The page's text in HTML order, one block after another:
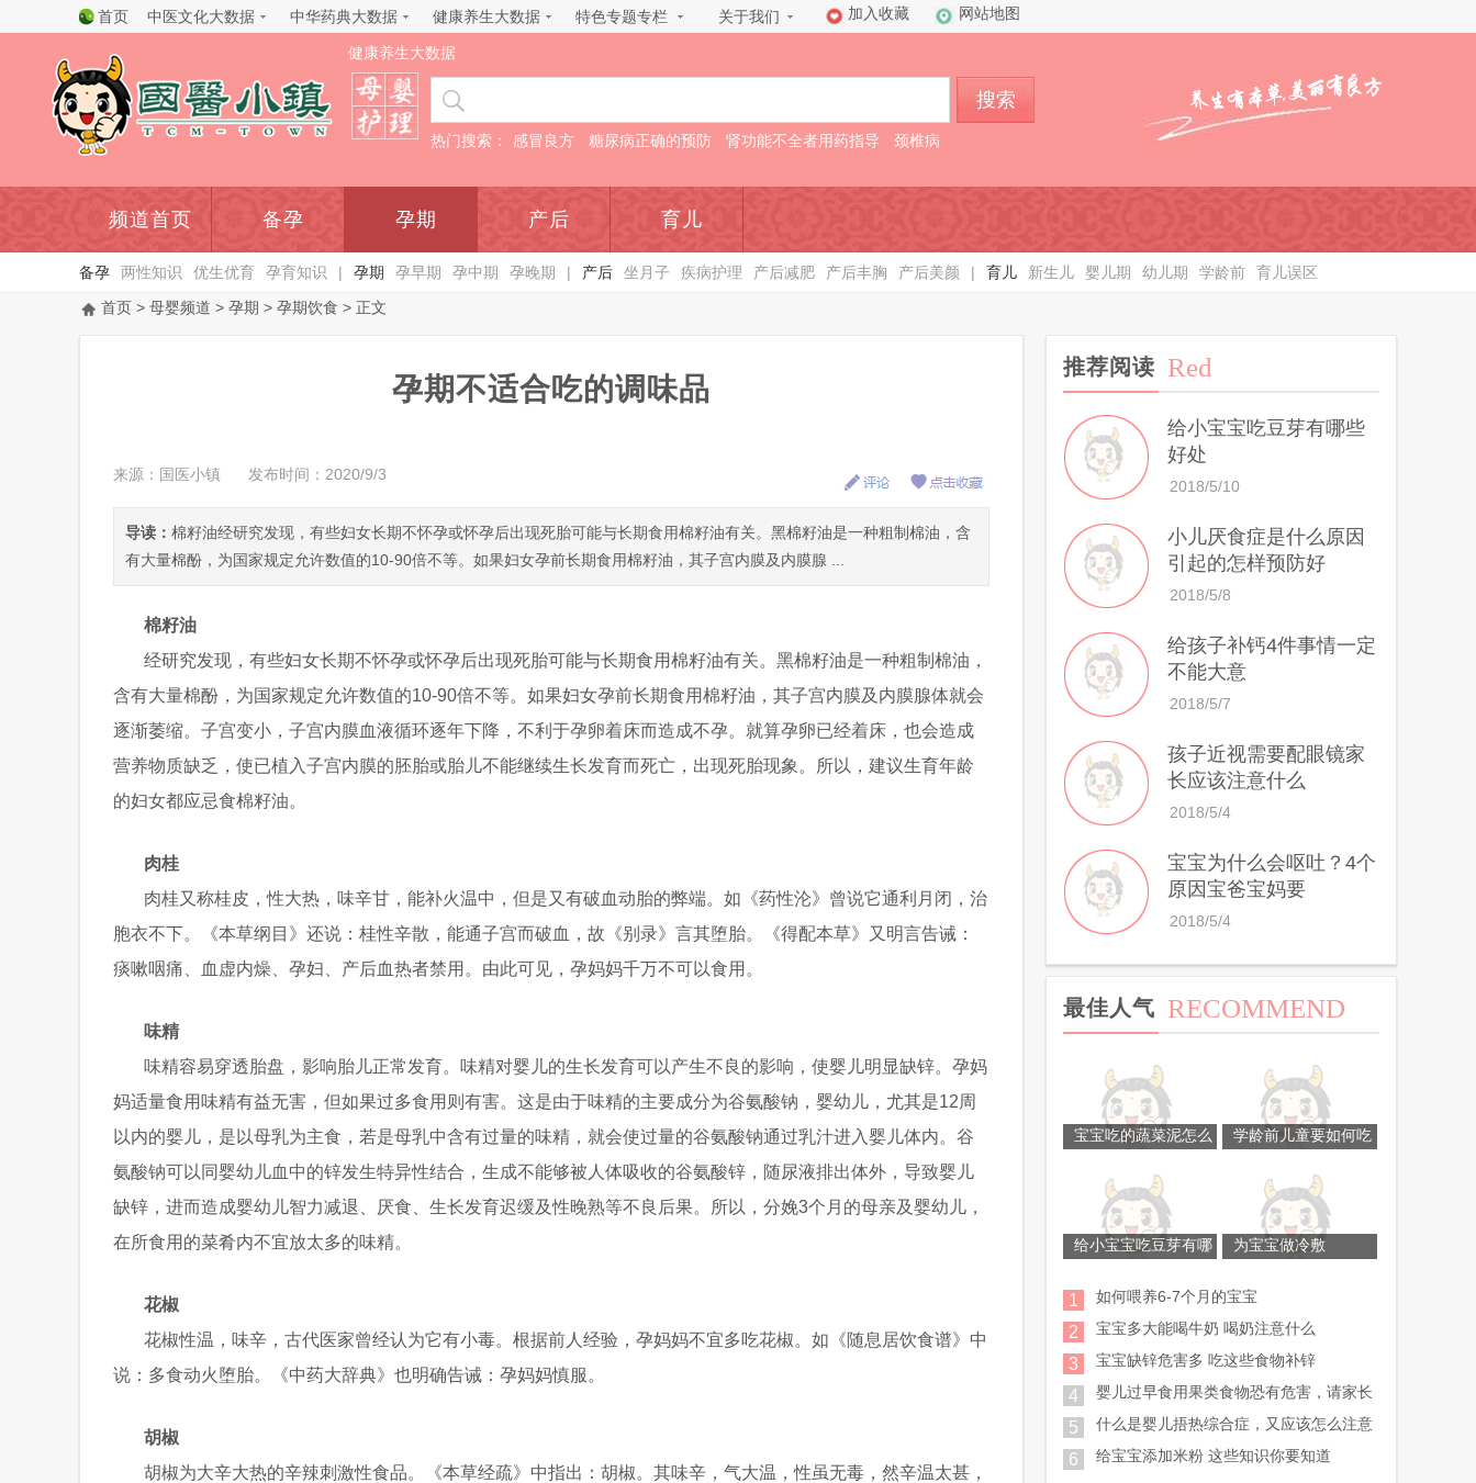
首页 中医文化大数据 中华药典大数据 健康养生大数据 特色专题专栏 关于我们 加入收藏 网站地图
健康养生大数据
搜索
热门搜索： 感冒良方 糖尿病正确的预防 肾功能不全者用药指导 颈椎病
频道首页 备孕 孕期 产后 育儿
备孕 两性知识 优生优育 孕育知识 | 孕期 孕早期 孕中期 孕晚期 | 产后 坐月子 疾病护理 产后减肥 产后丰胸 产后美颜 | 育儿 新生儿 婴儿期 幼儿期 学龄前
育儿误区
首页 > 母婴频道 > 孕期 > 孕期饮食 > 正文
孕期不适合吃的调味品
来源：国医小镇 发布时间：2020/9/3
导读： 棉籽油经研究发现，有些妇女长期不怀孕或怀孕后出现死胎可能与长期食用棉籽油有关。黑棉籽油是一种粗制棉油，含
有大量棉酚，为国家规定允许数值的10-90倍不等。如果妇女孕前长期食用棉籽油，其子宫内膜及内膜腺 ...
棉籽油
经研究发现，有些妇女长期不怀孕或怀孕后出现死胎可能与长期食用棉籽油有关。黑棉籽油是一种粗制棉油，
含有大量棉酚，为国家规定允许数值的10-90倍不等。如果妇女孕前长期食用棉籽油，其子宫内膜及内膜腺体就会
逐渐萎缩。子宫变小，子宫内膜血液循环逐年下降，不利于孕卵着床而造成不孕。就算孕卵已经着床，也会造成
营养物质缺乏，使已植入子宫内膜的胚胎或胎儿不能继续生长发育而死亡，出现死胎现象。所以，建议生育年龄
的妇女都应忌食棉籽油。
肉桂
肉桂又称桂皮，性大热，味辛甘，能补火温中，但是又有破血动胎的弊端。如《药性沦》曾说它通利月闭，治
胞衣不下。《本草纲目》还说：桂性辛散，能通子宫而破血，故《别录》言其堕胎。《得配本草》又明言告诫：
痰嗽咽痛、血虚内燥、孕妇、产后血热者禁用。由此可见，孕妈妈千万不可以食用。
味精
味精容易穿透胎盘，影响胎儿正常发育。味精对婴儿的生长发育可以产生不良的影响，使婴儿明显缺锌。孕妈
妈适量食用味精有益无害，但如果过多食用则有害。这是由于味精的主要成分为谷氨酸钠，婴幼儿，尤其是12周
以内的婴儿，是以母乳为主食，若是母乳中含有过量的味精，就会使过量的谷氨酸钠通过乳汁进入婴儿体内。谷
氨酸钠可以同婴幼儿血中的锌发生特异性结合，生成不能够被人体吸收的谷氨酸锌，随尿液排出体外，导致婴儿
缺锌，进而造成婴幼儿智力减退、厌食、生长发育迟缓及性晚熟等不良后果。所以，分娩3个月的母亲及婴幼儿，
在所食用的菜肴内不宜放太多的味精。
花椒
花椒性温，味辛，古代医家曾经认为它有小毒。根据前人经验，孕妈妈不宜多吃花椒。如《随息居饮食谱》中
说：多食动火堕胎。《中药大辞典》也明确告诫：孕妈妈慎服。
胡椒
胡椒为大辛大热的辛辣刺激性食品。《本草经疏》中指出：胡椒。其味辛，气大温，性虽无毒，然辛温太甚，
推荐阅读 Red
给小宝宝吃豆芽有哪些
好处
2018/5/10
小儿厌食症是什么原因
引起的怎样预防好
2018/5/8
给孩子补钙4件事情一定
不能大意
2018/5/7
孩子近视需要配眼镜家
长应该注意什么
2018/5/4
宝宝为什么会呕吐？4个
原因宝爸宝妈要
2018/5/4
最佳人气 RECOMMEND
宝宝吃的蔬菜泥怎么 学龄前儿童要如何吃
给小宝宝吃豆芽有哪 为宝宝做冷敷
1 如何喂养6-7个月的宝宝
2 宝宝多大能喝牛奶 喝奶注意什么
3 宝宝缺锌危害多 吃这些食物补锌
4 婴儿过早食用果类食物恐有危害，请家长
5 什么是婴儿捂热综合症，又应该怎么注意
6 给宝宝添加米粉 这些知识你要知道